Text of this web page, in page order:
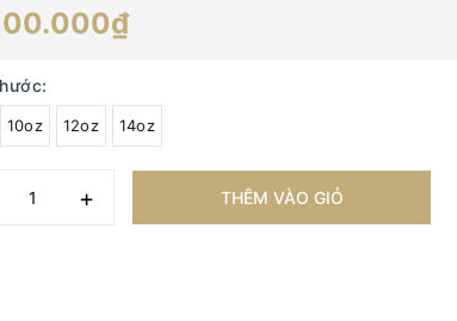
10oz 12oz 14oz
+ THÊM VÀO GIỎ